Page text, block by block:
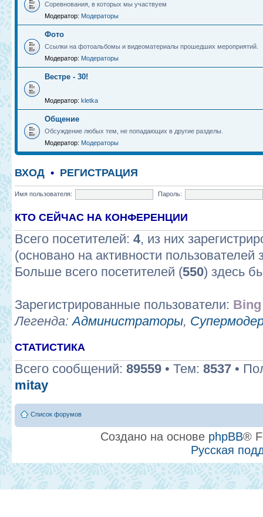
Соревнования, в которых мы участвуем
Модератор: Модераторы
Фото
Ссылки на фотоальбомы и видеоматериалы прошедших мероприятий.
Модератор: Модераторы
Вестре - 30!
Модератор: kletka
Общение
Обсуждение любых тем, не попадающих в другие разделы.
Модератор: Модераторы
ВХОД • РЕГИСТРАЦИЯ
Имя пользователя: Пароль:
КТО СЕЙЧАС НА КОНФЕРЕНЦИИ
Всего посетителей: 4, из них
(основано на активности пользователей
Больше всего посетителей (550) здесь
Зарегистрированные пользователи:
Легенда:Администраторы,
СТАТИСТИКА
Всего сообщений: 89559 • Тем: 8537 •
mitay
Список форумов
Создано на основе phpBB®
Русская